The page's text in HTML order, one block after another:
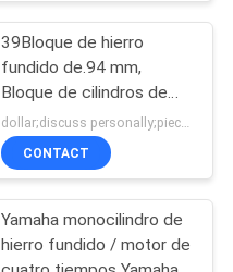
39Bloque de hierro
fundido de.94 mm,
Bloque de cilindros de
motor Peugeot 50.
CONTACT
Yamaha monocilindro de
hierro fundido / motor de